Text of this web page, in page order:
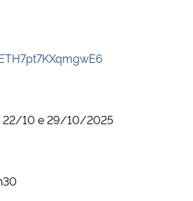
22/10 e 29/10/2025